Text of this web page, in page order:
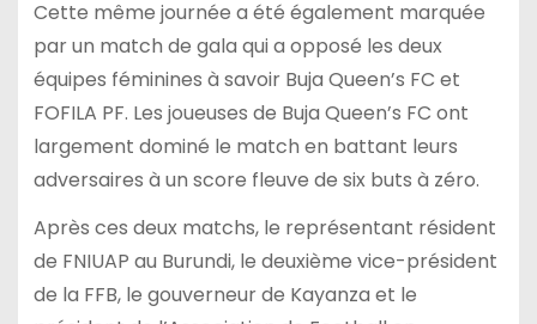
Cette même journée a été également marquée
par un match de gala qui a opposé les deux
équipes féminines à savoir Buja Queen’s FC et
FOFILA PF. Les joueuses de Buja Queen’s FC ont
largement dominé le match en battant leurs
adversaires à un score fleuve de six buts à zéro.
Après ces deux matchs, le représentant résident
de FNIUAP au Burundi, le deuxième vice-président
de la FFB, le gouverneur de Kayanza et le